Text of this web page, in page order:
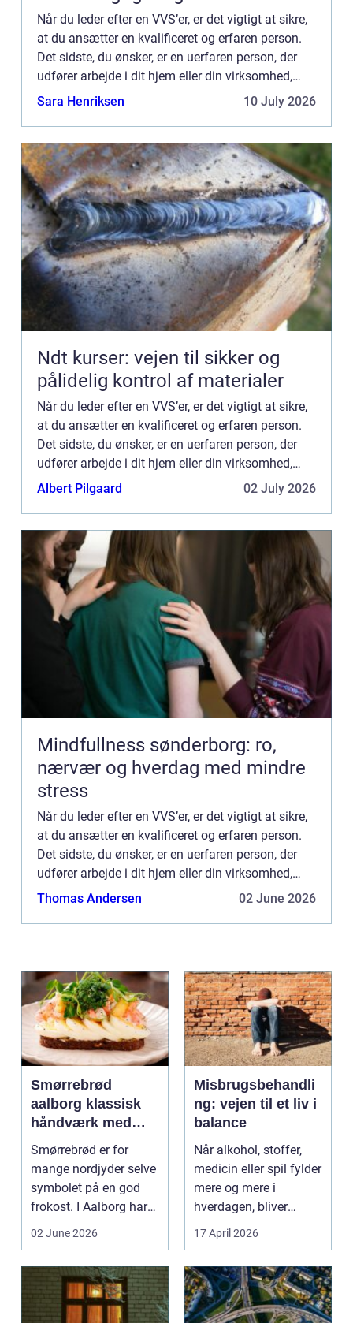
Når du leder efter en VVS’er, er det vigtigt at sikre,
at du ansætter en kvalificeret og erfaren person.
Det sidste, du ønsker, er en uerfaren person, der
udfører arbejde i dit hjem eller din virksomhed,
hvilket kan føre til dyre reparationer. ...
Sara Henriksen 10 July 2026
Ndt kurser: vejen til sikker og
pålidelig kontrol af materialer
Når du leder efter en VVS’er, er det vigtigt at sikre,
at du ansætter en kvalificeret og erfaren person.
Det sidste, du ønsker, er en uerfaren person, der
udfører arbejde i dit hjem eller din virksomhed,
hvilket kan føre til dyre reparationer. ...
Albert Pilgaard 02 July 2026
Mindfullness sønderborg: ro,
nærvær og hverdag med mindre
stress
Når du leder efter en VVS’er, er det vigtigt at sikre,
at du ansætter en kvalificeret og erfaren person.
Det sidste, du ønsker, er en uerfaren person, der
udfører arbejde i dit hjem eller din virksomhed,
hvilket kan føre til dyre reparationer. ...
Thomas Andersen 02 June 2026
Smørrebrød
aalborg klassisk
håndværk med
moderne twist
Smørrebrød er for
mange nordjyder selve
symbolet på en god
frokost. I Aalborg har
02 June 2026
Misbrugsbehandli
ng: vejen til et liv i
balance
Når alkohol, stoffer,
medicin eller spil fylder
mere og mere i
hverdagen, bliver
grænsen...
17 April 2026